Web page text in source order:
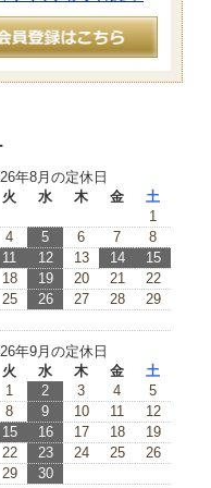
年8月の定休日
火 水 木 金
土
1
4 5 6 7
8
11 12 13 14
15
18 19 20 21
22
25 26 27 28
29
年9月の定休日
火 水 木 金
土
1
2 3 4
5
8 9 10 11
12
15 16 17 18
19
22 23 24 25
26
29 30